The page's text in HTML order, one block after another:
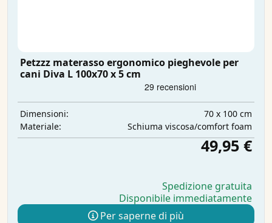
Petzzz materasso ergonomico pieghevole per
cani Diva L 100x70 x 5 cm
Dimensioni:
70 x 100 cm
Materiale:
Schiuma viscosa/comfort foam
49,95 €
Spedizione gratuita
Disponibile immediatamente
Per saperne di più